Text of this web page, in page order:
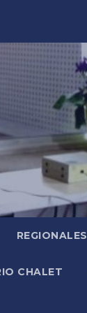
REGIONALES
CHALET